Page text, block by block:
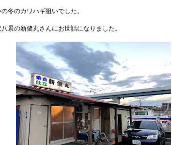
冬のカワハギ狙いでした。
景の新健丸さんにお世話になりました。